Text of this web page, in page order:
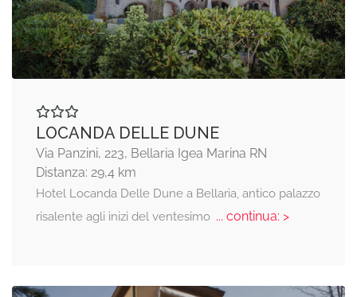
LOCANDA DELLE DUNE
Via Panzini, 223, Bellaria Igea Marina RN
Distanza: 29,4 km
Hotel Locanda Delle Dune a Bellaria, antico palazzo
risalente agli inizi del ventesimo... continua: >